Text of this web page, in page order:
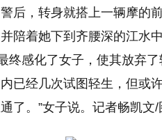
后，转身就搭上一辆摩的
陪着她下到齐腰深的江水
终感化了女子，使其放弃
已经几次试图轻生，但或
了。”女子说。记者畅凯文/